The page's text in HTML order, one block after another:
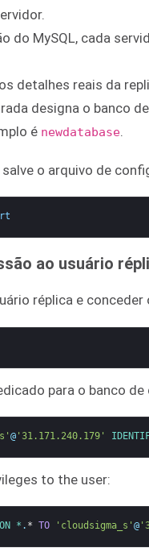
do MySQL, cada
detalhes reais da
designa o banco
é newdatabase
o arquivo de
ao usuário
réplica e
para o banco
@'31.171.240.179'
to the user:
ON * . * TO 'cloudsigma_s' @